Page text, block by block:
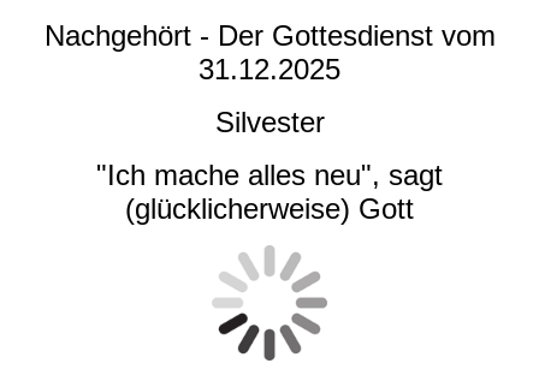
Nachgehört - Der Gottesdienst vom
31.12.2025
Silvester
"Ich mache alles neu", sagt
(glücklicherweise) Gott